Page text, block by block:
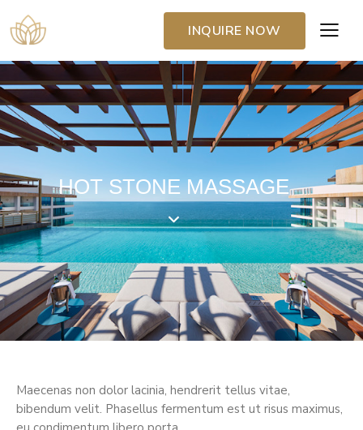
INQUIRE NOW
HOT STONE MASSAGE
Maecenas non dolor lacinia, hendrerit tellus vitae,
bibendum velit. Phasellus fermentum est ut risus maximus,